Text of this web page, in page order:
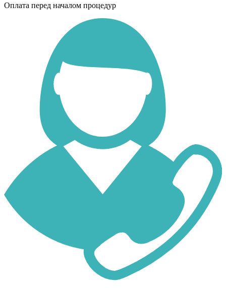
Оплата перед началом процедур